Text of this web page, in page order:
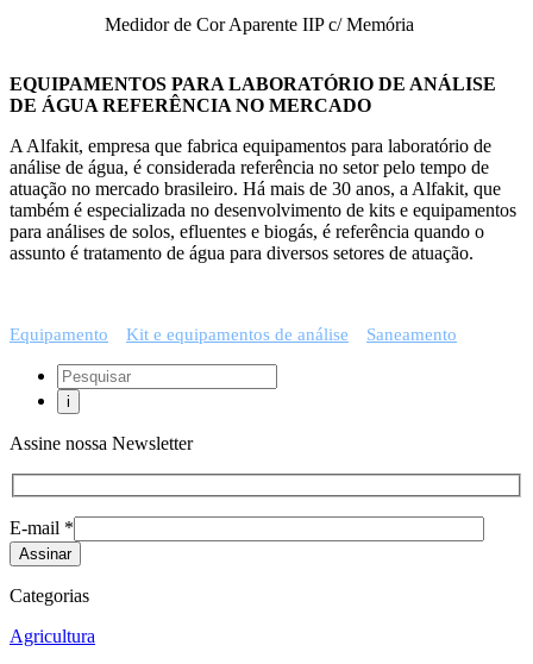
Medidor de Cor Aparente IIP c/ Memória
EQUIPAMENTOS PARA LABORATÓRIO DE ANÁLISE
DE ÁGUA REFERÊNCIA NO MERCADO
A Alfakit, empresa que fabrica equipamentos para laboratório de
análise de água, é considerada referência no setor pelo tempo de
atuação no mercado brasileiro. Há mais de 30 anos, a Alfakit, que
também é especializada no desenvolvimento de kits e equipamentos
para análises de solos, efluentes e biogás, é referência quando o
assunto é tratamento de água para diversos setores de atuação.
Equipamento Kit e equipamentos de análise Saneamento
Assine nossa Newsletter
E-mail *
Categorias
Agricultura